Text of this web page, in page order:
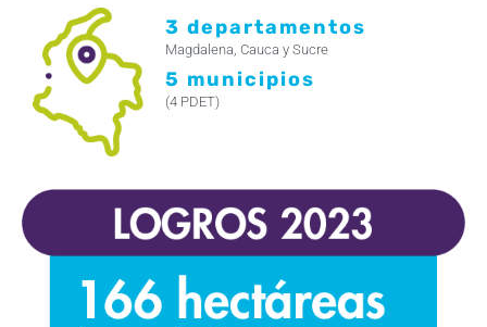
3 departamentos
Magdalena, Cauca y Sucre
5 municipios
(4 PDET)